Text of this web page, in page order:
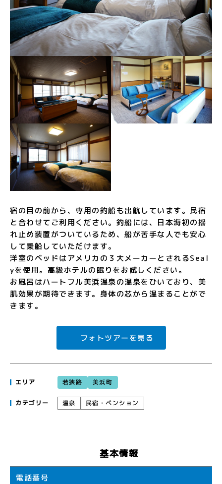
宿の目の前から、専用の釣船も出航しています。民宿
と合わせてご利用ください。釣船には、日本海初の揺
れ止め装置がついているため、船が苦手な人でも安心
して乗船していただけます。
洋室のベッドはアメリカの３大メーカーとされるSeal
yを使用。高級ホテルの眠りをお試しください。
お風呂はハートフル美浜温泉の温泉をひいており、美
肌効果が期待できます。身体の芯から温まることがで
きます。
フォトツアーを見る
エリア 若狭路 美浜町
カテゴリー 温泉 民宿・ペンション
基本情報
電話番号